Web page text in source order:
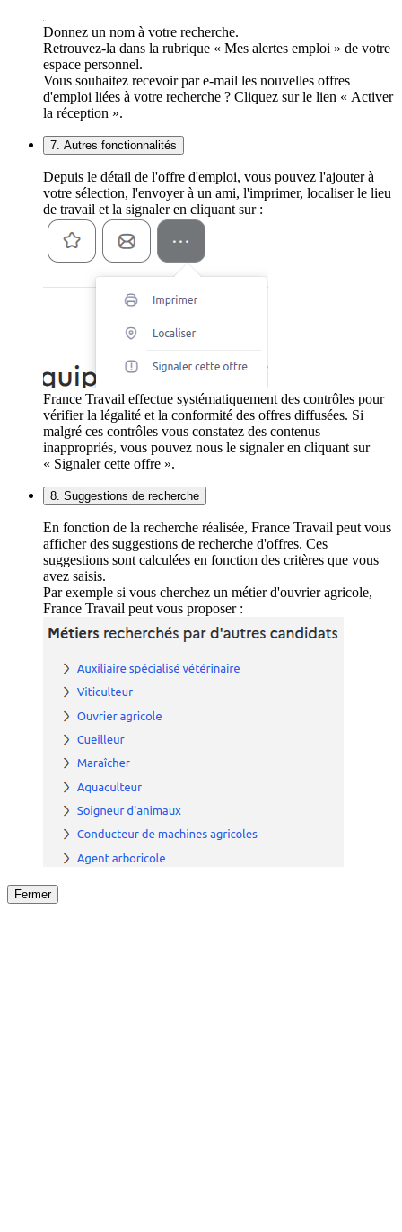
Donnez un nom à votre recherche.
Retrouvez-la dans la rubrique « Mes alertes emploi » de votre
espace personnel.
Vous souhaitez recevoir par e-mail les nouvelles offres
d'emploi liées à votre recherche ? Cliquez sur le lien « Activer
la réception ».
7. Autres fonctionnalités
Depuis le détail de l'offre d'emploi, vous pouvez l'ajouter à
votre sélection, l'envoyer à un ami, l'imprimer, localiser le lieu
de travail et la signaler en cliquant sur :
France Travail effectue systématiquement des contrôles pour
vérifier la légalité et la conformité des offres diffusées. Si
malgré ces contrôles vous constatez des contenus
inappropriés, vous pouvez nous le signaler en cliquant sur
« Signaler cette offre ».
8. Suggestions de recherche
En fonction de la recherche réalisée, France Travail peut vous
afficher des suggestions de recherche d'offres. Ces
suggestions sont calculées en fonction des critères que vous
avez saisis.
Par exemple si vous cherchez un métier d'ouvrier agricole,
France Travail peut vous proposer :
Fermer